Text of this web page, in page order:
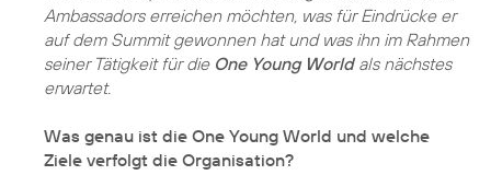
Ambassadors erreichen möchten, was für Eindrücke er
auf dem Summit gewonnen hat und was ihn im Rahmen
seiner Tätigkeit für die One Young Worldals nächstes
erwartet.
Was genau ist die One Young World und welche
Ziele verfolgt die Organisation?